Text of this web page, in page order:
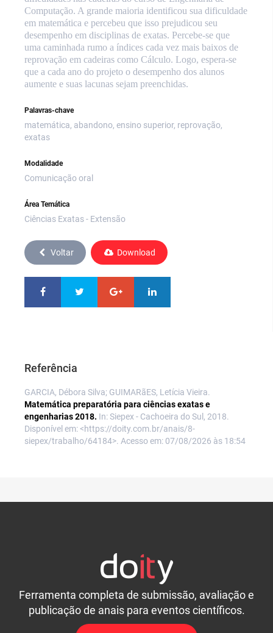
Computação. A grande maioria identificou sua dificuldade
em matemática e percebeu que isso prejudicou seu
desempenho em disciplinas de exatas. Percebe-se que
uma caminhada rumo a índices cada vez mais baixos de
reprovação em cadeiras como Cálculo. Logo, espera-se
que a cada ano do projeto o desempenho dos alunos
aumente e suas lacunas sejam preenchidas.
Palavras-chave
matemática, abandono, ensino superior, reprovação,
exatas
Modalidade
Comunicação oral
Área Temática
Ciências Exatas - Extensão
Voltar Download
Referência
GARCIA, Débora Silva; GUIMARãES, Letícia Vieira.
Matemática preparatória para ciências exatas e
engenharias 2018. In: Siepex - Cachoeira do Sul, 2018.
Disponível em: <https://doity.com.br/anais/8-
siepex/trabalho/64184>. Acesso em: 07/08/2026 às 18:54
Ferramenta completa de submissão, avaliação e
publicação de anais para eventos científicos.